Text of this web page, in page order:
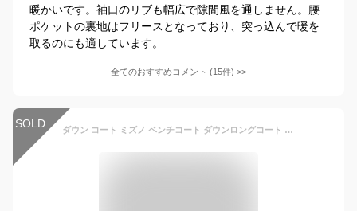
暖かいです。袖口のリブも幅広で隙間風を通しません。腰
ポケットの裏地はフリースとなっており、突っ込んで暖を
取るのにも適しています。
全てのおすすめコメント (15件) >
SOLD ダウン コート ミズノ ベンチコート ダウンロングコート スポーツ 撥水 32ME255009 mizuno